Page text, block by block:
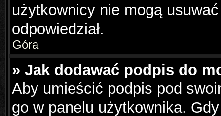
użytkownicy nie mogą
odpowiedział.
Góra
» Jak dodawać podpis do
Aby umieścić podpis pod
go w panelu użytkownika.